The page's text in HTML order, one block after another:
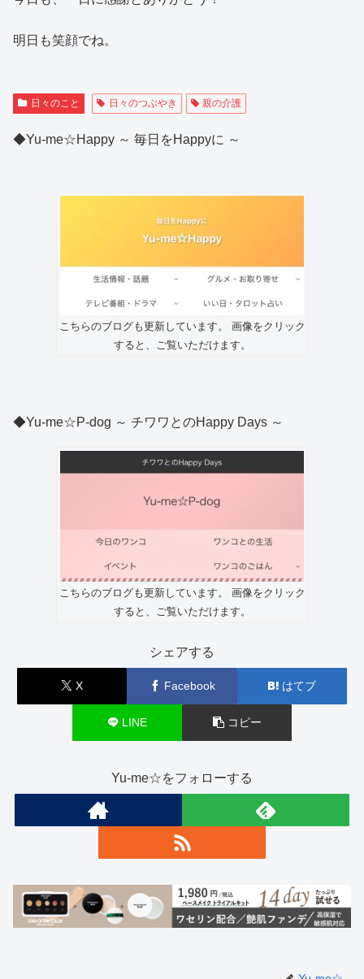
明日も笑顔でね。
日々のこと 日々のつぶやき 親の介護
◆Yu-me☆Happy ～ 毎日をHappyに ～
こちらのブログも更新しています。 画像をクリック
すると、ご覧いただけます。
◆Yu-me☆P-dog ～ チワワとのHappy Days ～
こちらのブログも更新しています。 画像をクリック
すると、ご覧いただけます。
シェアする
X Facebook はてブ
LINE コピー
Yu-me☆をフォローする